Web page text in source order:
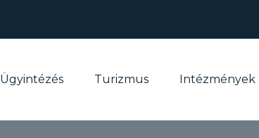
Ügyintézés Turizmus Intézmények